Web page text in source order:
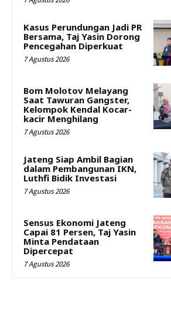
Kasus Perundungan Jadi PR
Bersama, Taj Yasin Dorong
Pencegahan Diperkuat
7 Agustus 2026
Bom Molotov Melayang
Saat Tawuran Gangster,
Kelompok Kendal Kocar-
kacir Menghilang
7 Agustus 2026
Jateng Siap Ambil Bagian
dalam Pembangunan IKN,
Luthfi Bidik Investasi
7 Agustus 2026
Sensus Ekonomi Jateng
Capai 81 Persen, Taj Yasin
Minta Pendataan
Dipercepat
7 Agustus 2026